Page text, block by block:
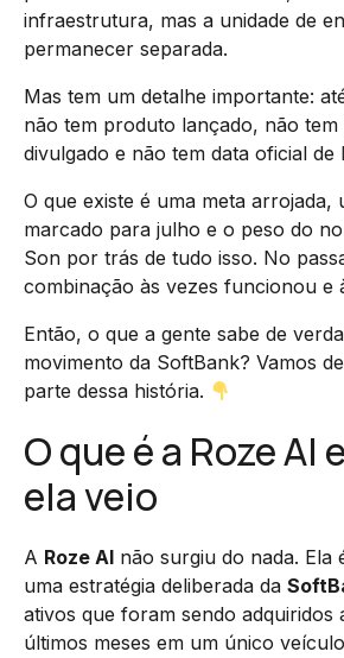
infraestrutura, mas a unidade de
permanecer separada.
Mas tem um detalhe importante:
não tem produto lançado, não
divulgado e não tem data oficial de
O que existe é uma meta arrojada,
marcado para julho e o peso do
Son por trás de tudo isso. No
combinação às vezes funcionou e
Então, o que a gente sabe de
movimento da SoftBank? Vamos
parte dessa história.
O que é a Roze AI
ela veio
A Roze AI não surgiu do nada. Ela
uma estratégia deliberada da
ativos que foram sendo adquiridos
últimos meses em um único